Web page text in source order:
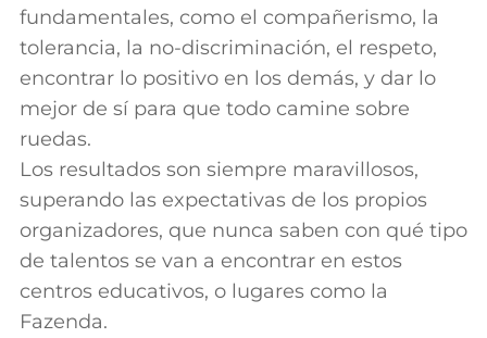
fundamentales, como el compañerismo, la
tolerancia, la no-discriminación, el respeto,
encontrar lo positivo en los demás, y dar lo
mejor de sí para que todo camine sobre
ruedas.
Los resultados son siempre maravillosos,
superando las expectativas de los propios
organizadores, que nunca saben con qué tipo
de talentos se van a encontrar en estos
centros educativos, o lugares como la
Fazenda.